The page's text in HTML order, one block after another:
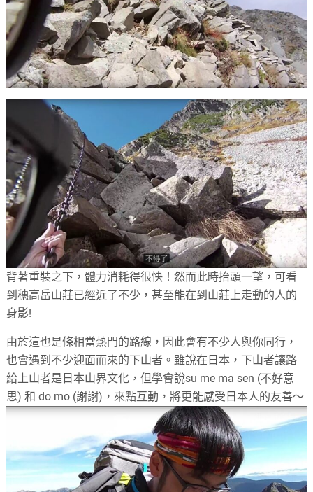
背著重裝之下，體力消耗得很快！然而此時抬頭一望，可看
到穗高岳山莊已經近了不少，甚至能在到山莊上走動的人的
身影!
由於這也是條相當熱門的路線，因此會有不少人與你同行，
也會遇到不少迎面而來的下山者。雖說在日本，下山者讓路
給上山者是日本山界文化，但學會說su me ma sen (不好意
思) 和 do mo (謝謝)，來點互動，將更能感受日本人的友善～